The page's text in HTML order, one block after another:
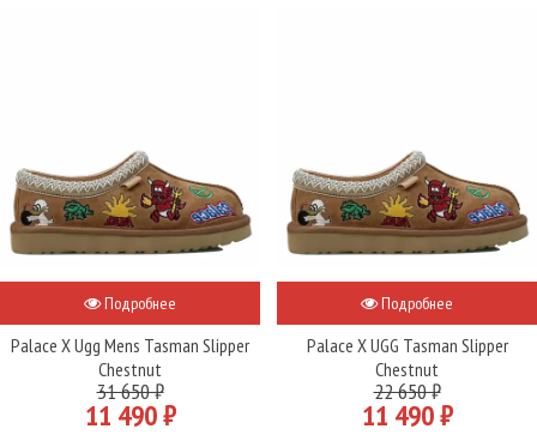
Подробнее
Palace X Ugg Mens Tasman Slipper
Chestnut
31 650 ₽
11 490 ₽
Подробнее
Palace X UGG Tasman Slipper
Chestnut
22 650 ₽
11 490 ₽